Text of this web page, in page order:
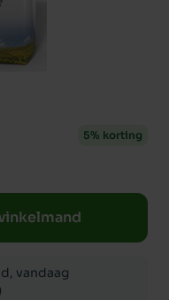
5% korting
vandaag